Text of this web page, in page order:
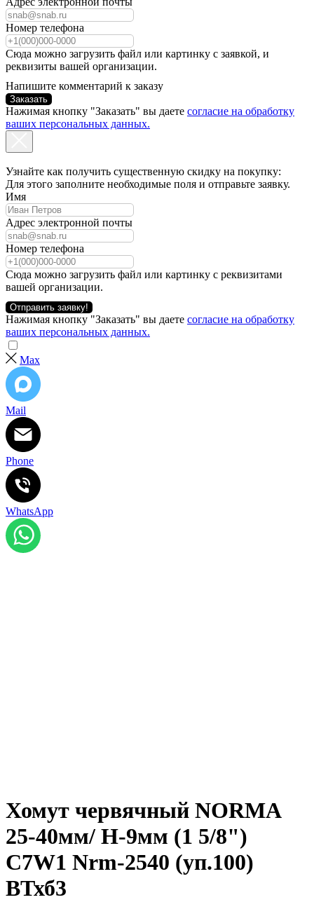
Номер телефона
Сюда можно загрузить файл или картинку с заявкой, и
реквизиты вашей организации.
Напишите комментарий к заказу
Заказать
Нажимая кнопку "Заказать" вы даете согласие на обработку
ваших персональных данных.
Узнайте как получить существенную скидку на покупку:
Для этого заполните необходимые поля и отправьте заявку.
Имя
Адрес электронной почты
Номер телефона
Сюда можно загрузить файл или картинку с реквизитами
вашей организации.
Отправить заявку!
Нажимая кнопку "Заказать" вы даете согласие на обработку
ваших персональных данных.
Max
Mail
Phone
WhatsApp
Хомут червячный NORMA
25-40мм/ H-9мм (1 5/8")
С7W1 Nrm-2540 (уп.100)
ВТхб3